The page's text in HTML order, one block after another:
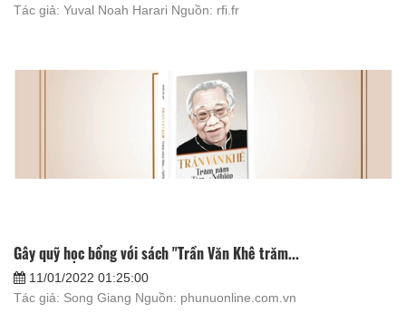
Tác giả: Yuval Noah Harari Nguồn: rfi.fr
Gây quỹ học bổng với sách "Trần Văn Khê trăm...
11/01/2022 01:25:00
Tác giả: Song Giang Nguồn: phunuonline.com.vn